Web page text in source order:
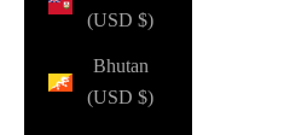
(USD $)
Bhutan
(USD $)